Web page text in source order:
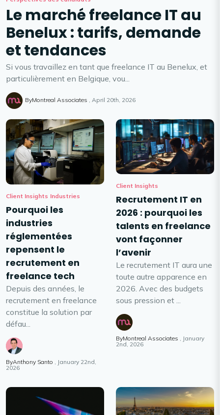
Le marché freelance IT au
Benelux : tarifs, demande
et tendances
Si vous travaillez en tant que freelance IT au Benelux, et
particulièrement en Belgique, vou...
ByMontreal Associates April 20th, 2026
Client Insights Industries
Pourquoi les
industries
réglementées
repensent le
recrutement en
freelance tech
Depuis des années, le
recrutement en freelance
constitue la solution par
défau...
ByAnthony Santo
January 22nd,
2026
Client Insights
Recrutement IT en
2026 : pourquoi les
talents en freelance
vont façonner
l’avenir
Le recrutement IT aura une
toute autre apparence en
2026. Avec des budgets
sous pression et ...
ByMontreal Associates
January
2nd, 2026